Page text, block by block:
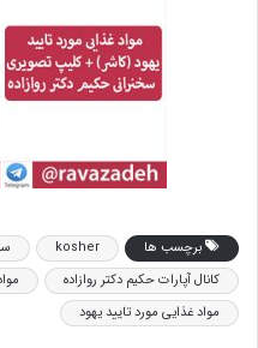
برچسب ها kosher
کانال آپارات حکیم دکتر روازاده
مواد غذایی مورد تایید یهود